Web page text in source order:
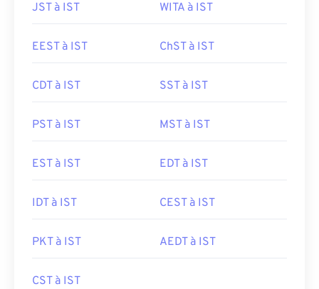
JST à IST WITA à IST
EEST à IST ChST à IST
CDT à IST SST à IST
PST à IST MST à IST
EST à IST EDT à IST
IDT à IST CEST à IST
PKT à IST AEDT à IST
CST à IST